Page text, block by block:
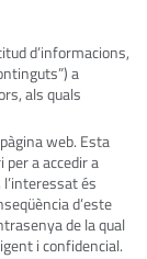
d’informacions,
a
als quals
web. Esta
a accedir a
és
d’este
de la qual
i confidencial.